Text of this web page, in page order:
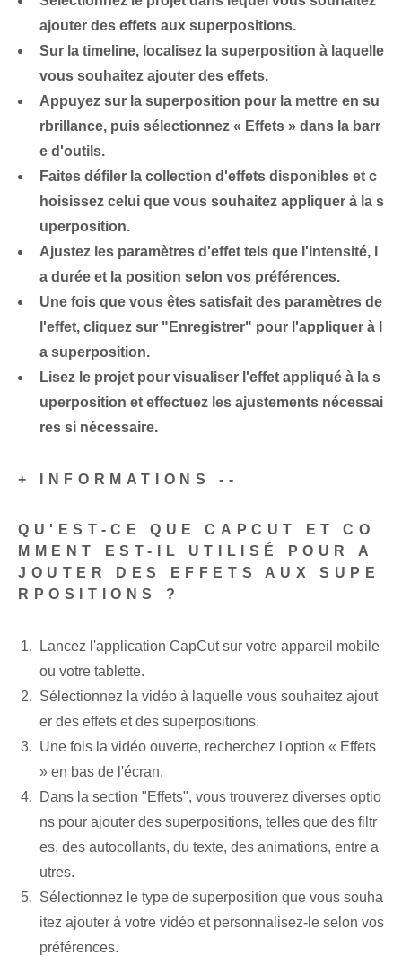
ajouter des effets aux superpositions.
Sur la timeline, localisez la superposition à laquelle
vous souhaitez ajouter des effets.
Appuyez sur la superposition pour la mettre en su
rbrillance, puis sélectionnez « Effets » dans la barr
e d'outils.
Faites défiler la collection d'effets disponibles et c
hoisissez celui que vous souhaitez appliquer à la s
uperposition.
Ajustez les paramètres d'effet tels que l'intensité, l
a durée et la position selon vos préférences.
Une fois que vous êtes satisfait des paramètres de
l'effet, cliquez sur "Enregistrer" pour l'appliquer à l
a superposition.
Lisez le projet pour visualiser l'effet appliqué à la s
uperposition et effectuez les ajustements nécessai
res si nécessaire.
+ INFORMATIONS --
QU'EST-CE QUE CAPCUT ET CO
MMENT EST-IL UTILISÉ POUR A
JOUTER DES EFFETS AUX SUPE
RPOSITIONS ?
Lancez l'application CapCut sur votre appareil mobile
ou votre tablette.
Sélectionnez la vidéo à laquelle vous souhaitez ajout
er des effets et des superpositions.
Une fois la vidéo ouverte, recherchez l'option « Effets
» en bas de l'écran.
Dans la section "Effets", vous trouverez diverses optio
ns pour ajouter des superpositions, telles que des filtr
es, des autocollants, du texte, des animations, entre a
utres.
Sélectionnez le type de superposition que vous souha
itez ajouter à votre vidéo et personnalisez-le selon vos
préférences.